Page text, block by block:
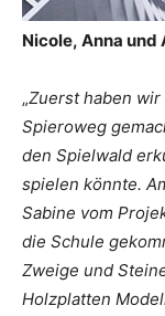
Nicole, Anna und
„Zuerst haben wir
Spieroweg
den Spielwald
spielen könnte.
Sabine vom
die Schule
Zweige und
Holzplatten